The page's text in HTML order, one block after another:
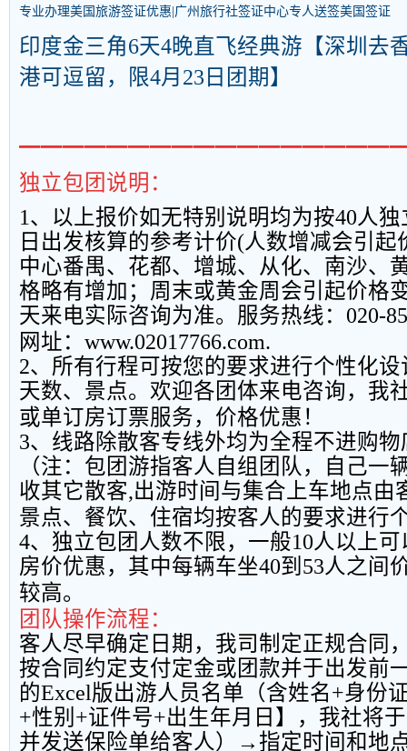
专业办理美国旅游签证优惠|广州旅行社签证中心专人送签美国签证
印度金三角6天4晚直飞经典游【深圳去
港可逗留，限4月23日团期】
独立包团说明：
1、以上报价如无特别说明均为按40人
日出发核算的参考计价(人数增减会引起
中心番禺、花都、增城、从化、南沙、
格略有增加；周末或黄金周会引起价格
天来电实际咨询为准。服务热线： 020-
网址： www.02017766.com.
2、所有行程可按您的要求进行个性化
天数、景点。欢迎各团体来电咨询，我
或单订房订票服务，价格优惠！
3、线路除散客专线外均为全程不进购
（注：包团游指客人自组团队，自己一
收其它散客,出游时间与集合上车地点由
景点、餐饮、住宿均按客人的要求进行
4、独立包团人数不限，一般10人以上
房价优惠，其中每辆车坐40到 53人之间
较高。
团队操作流程：
客人尽早确定日期，我司制定正规合同
按合同约定支付定金或团款并于出发前
的Excel版出游人员名单（含姓名+身份
+性别 +证件号+出生年月日】，我社将
并发送保险单给客人）→指定时间和地